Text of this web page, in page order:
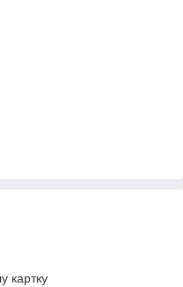
картку